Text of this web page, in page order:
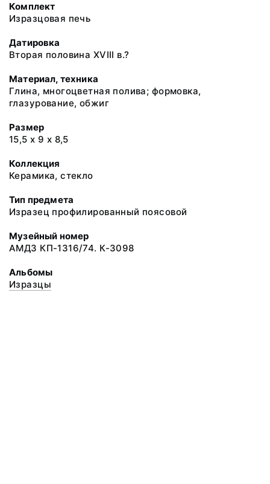
Комплект
Изразцовая печь
Датировка
Вторая половина ХVIII в.?
Материал, техника
Глина, многоцветная полива; формовка,
глазурование, обжиг
Размер
15,5 х 9 х 8,5
Коллекция
Керамика, стекло
Тип предмета
Изразец профилированный поясовой
Музейный номер
АМДЗ КП-1316/74. К-3098
Альбомы
Изразцы